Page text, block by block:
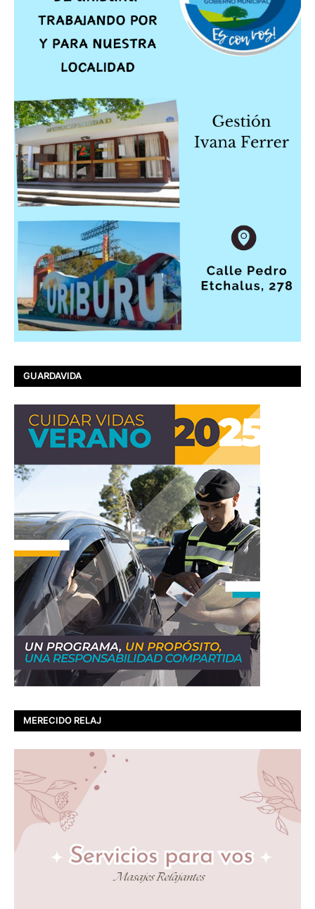
GUARDAVIDA
MERECIDO RELAJ